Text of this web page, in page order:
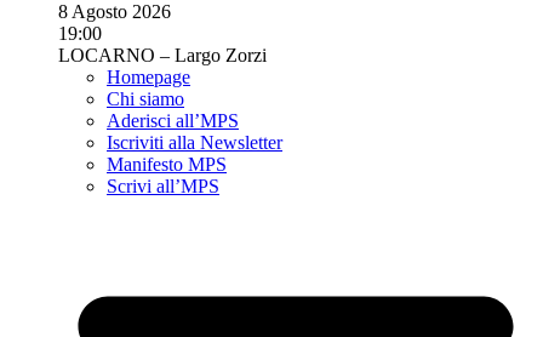
8 Agosto 2026
19:00
LOCARNO – Largo Zorzi
Homepage
Chi siamo
Aderisci all’MPS
Iscriviti alla Newsletter
Manifesto MPS
Scrivi all’MPS